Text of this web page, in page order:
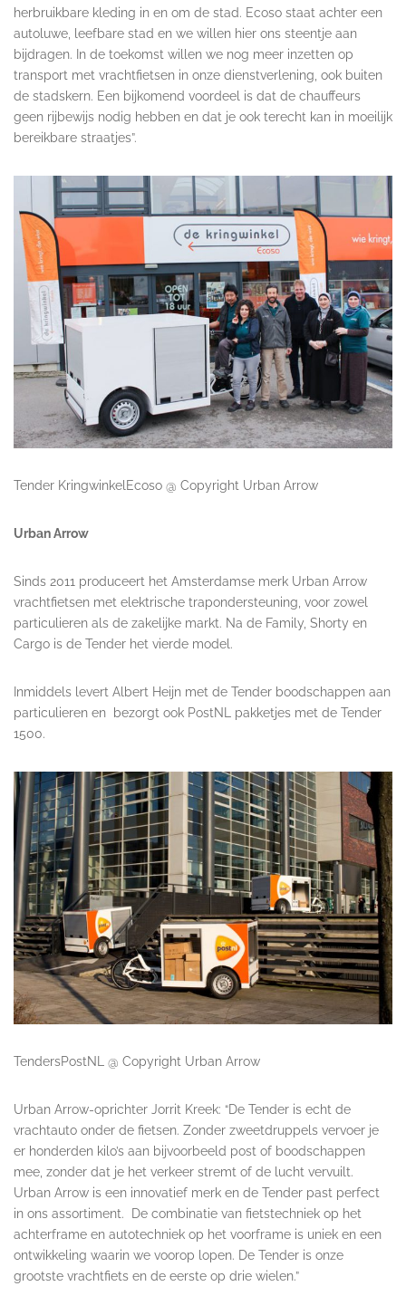
herbruikbare kleding in en om de stad. Ecoso staat achter een
autoluwe, leefbare stad en we willen hier ons steentje aan
bijdragen. In de toekomst willen we nog meer inzetten op
transport met vrachtfietsen in onze dienstverlening, ook buiten
de stadskern. Een bijkomend voordeel is dat de chauffeurs
geen rijbewijs nodig hebben en dat je ook terecht kan in moeilijk
bereikbare straatjes”.
Tender KringwinkelEcoso @ Copyright Urban Arrow
Urban Arrow
Sinds 2011 produceert het Amsterdamse merk Urban Arrow
vrachtfietsen met elektrische trapondersteuning, voor zowel
particulieren als de zakelijke markt. Na de Family, Shorty en
Cargo is de Tender het vierde model.
Inmiddels levert Albert Heijn met de Tender boodschappen aan
particulieren en bezorgt ook PostNL pakketjes met de Tender
1500.
TendersPostNL @ Copyright Urban Arrow
Urban Arrow-oprichter Jorrit Kreek: “De Tender is echt de
vrachtauto onder de fietsen. Zonder zweetdruppels vervoer je
er honderden kilo’s aan bijvoorbeeld post of boodschappen
mee, zonder dat je het verkeer stremt of de lucht vervuilt.
Urban Arrow is een innovatief merk en de Tender past perfect
in ons assortiment. De combinatie van fietstechniek op het
achterframe en autotechniek op het voorframe is uniek en een
ontwikkeling waarin we voorop lopen. De Tender is onze
grootste vrachtfiets en de eerste op drie wielen.”